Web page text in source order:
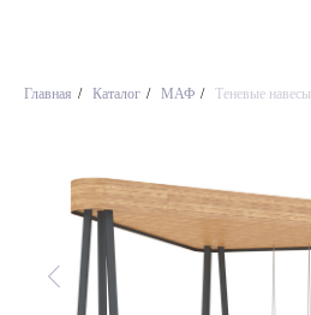
Главная / Каталог / МАФ / Теневые навесы